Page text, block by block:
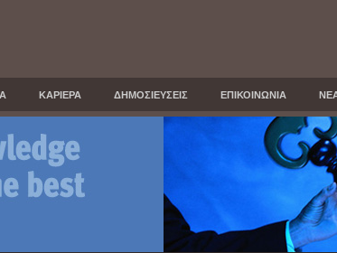
ΚΑΡΙΕΡΑ ΔΗΜΟΣΙΕΥΣΕΙΣ ΕΠΙΚΟΙΝΩΝΙΑ